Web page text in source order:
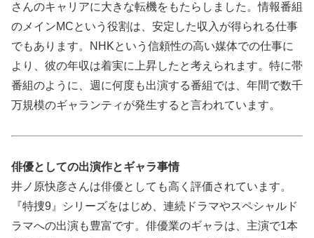
さんのキャリアに大きな転機をもたらしました。情報番組
のメインMCという役割は、安定した収入が得られる仕事
でもあります。NHKという信頼性の高い媒体での仕事に
より、彼の年収は着実に上昇したと考えられます。特に帯
番組のように、週に何度も出演する番組では、年間で数千
万規模のギャランティが発生すると言われています。
俳優としての出演作とギャラ事情
井ノ原快彦さんは俳優としても高く評価されています。
『特捜9』シリーズをはじめ、連続ドラマやスペシャルド
ラマへの出演も豊富です。俳優業のギャラは、主演で1本